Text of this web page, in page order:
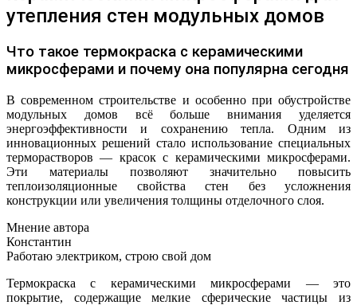
утепления стен модульных домов
Что такое термокраска с керамическими
микросферами и почему она популярна сегодня
В современном строительстве и особенно при обустройстве
модульных домов всё больше внимания уделяется
энергоэффективности и сохранению тепла. Одним из
инновационных решений стало использование специальных
терморастворов — красок с керамическими микросферами.
Эти материалы позволяют значительно повысить
теплоизоляционные свойства стен без усложнения
конструкции или увеличения толщины отделочного слоя.
Мнение автора
Константин
Работаю электриком, строю свой дом
Термокраска с керамическими микросферами — это
покрытие, содержащие мелкие сферические частицы из